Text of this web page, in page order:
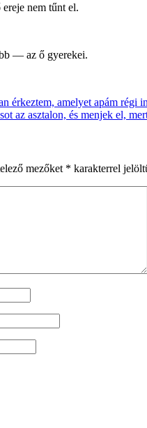
nem tűnt el.
— az ő gyerekei.
érkeztem, amelyet apám
az asztalon, és menjek el,
mezőket * karakterrel